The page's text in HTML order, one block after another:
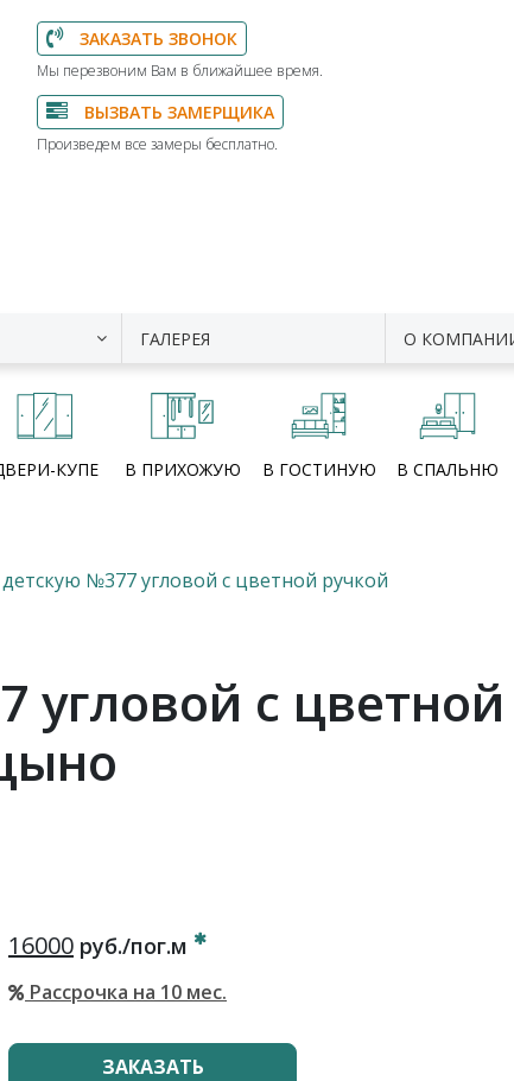
ЗАКАЗАТЬ ЗВОНОК
Мы перезвоним Вам в ближайшее время.
ВЫЗВАТЬ ЗАМЕРЩИКА
Произведем все замеры бесплатно.
ГАЛЕРЕЯ О
КУПЕ В ПРИХОЖУЮ В ГОСТИНУЮ В СПАЛЬНЮ
№377 угловой с цветной ручкой
с
16000 руб./пог.м
Рассрочка на 10 мес.
ЗАКАЗАТЬ